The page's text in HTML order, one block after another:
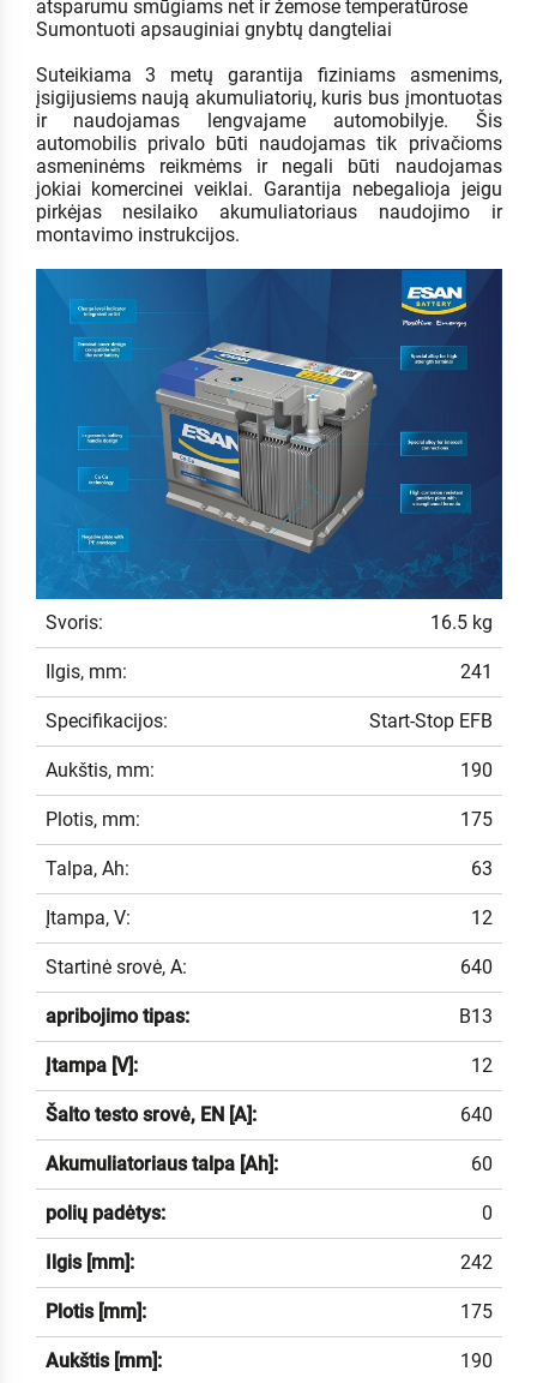
atsparumu smūgiams net ir žemose temperatūrose
Sumontuoti apsauginiai gnybtų dangteliai
Suteikiama 3 metų garantija fiziniams asmenims,
įsigijusiems naują akumuliatorių, kuris bus įmontuotas
ir naudojamas lengvajame automobilyje. Šis
automobilis privalo būti naudojamas tik privačioms
asmeninėms reikmėms ir negali būti naudojamas
jokiai komercinei veiklai. Garantija nebegalioja jeigu
pirkėjas nesilaiko akumuliatoriaus naudojimo ir
montavimo instrukcijos.
Svoris: 16.5 kg
Ilgis, mm: 241
Specifikacijos: Start-Stop EFB
Aukštis, mm: 190
Plotis, mm: 175
Talpa, Ah: 63
Įtampa, V: 12
Startinė srovė, A: 640
apribojimo tipas: B13
Įtampa [V]: 12
Šalto testo srovė, EN [A]: 640
Akumuliatoriaus talpa [Ah]: 60
polių padėtys: 0
Ilgis [mm]: 242
Plotis [mm]: 175
Aukštis [mm]: 190